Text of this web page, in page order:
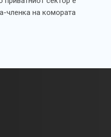
членка на комората